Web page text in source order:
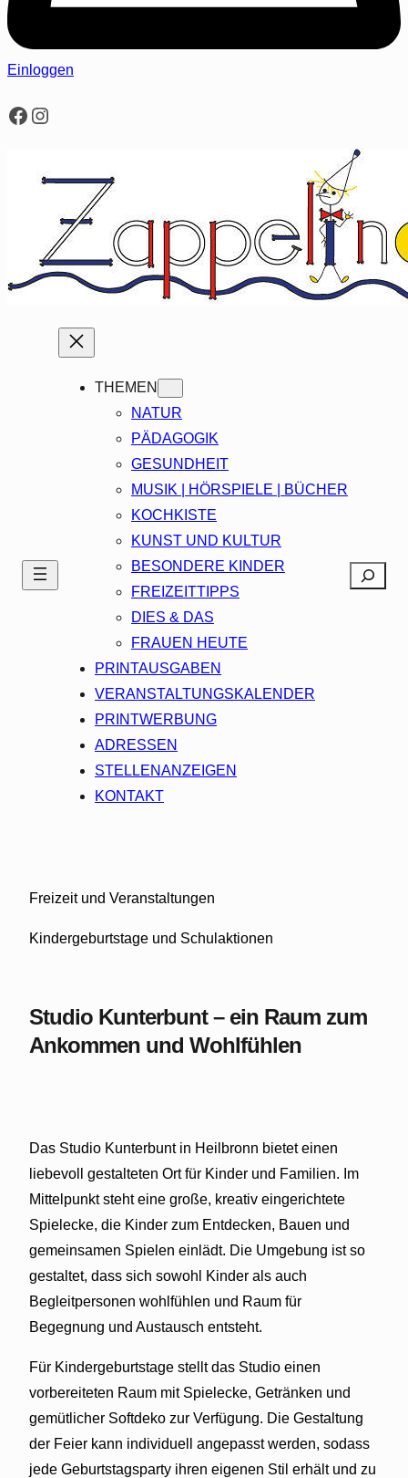
Einloggen
Facebook
Instagram
THEMEN
NATUR
PÄDAGOGIK
GESUNDHEIT
MUSIK | HÖRSPIELE | BÜCHER
KOCHKISTE
KUNST UND KULTUR
BESONDERE KINDER
FREIZEITTIPPS
DIES & DAS
FRAUEN HEUTE
PRINTAUSGABEN
VERANSTALTUNGSKALENDER
PRINTWERBUNG
ADRESSEN
STELLENANZEIGEN
KONTAKT
Search
Freizeit und Veranstaltungen
Kindergeburtstage und Schulaktionen
Studio Kunterbunt – ein Raum zum
Ankommen und Wohlfühlen
Das Studio Kunterbunt in Heilbronn bietet einen
liebevoll gestalteten Ort für Kinder und Familien. Im
Mittelpunkt steht eine große, kreativ eingerichtete
Spielecke, die Kinder zum Entdecken, Bauen und
gemeinsamen Spielen einlädt. Die Umgebung ist so
gestaltet, dass sich sowohl Kinder als auch
Begleitpersonen wohlfühlen und Raum für
Begegnung und Austausch entsteht.
Für Kindergeburtstage stellt das Studio einen
vorbereiteten Raum mit Spielecke, Getränken und
gemütlicher Softdeko zur Verfügung. Die Gestaltung
der Feier kann individuell angepasst werden, sodass
jede Geburtstagsparty ihren eigenen Stil erhält und zu